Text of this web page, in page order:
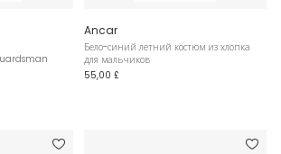
Ancar
Бело-синий летний костюм из хлопка
для мальчиков
55,00 £